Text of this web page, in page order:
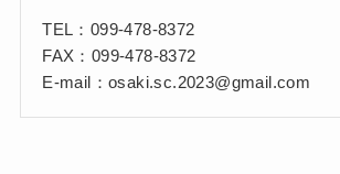
TEL：099-478-8372
FAX：099-478-8372
E-mail：osaki.sc.2023@gmail.com